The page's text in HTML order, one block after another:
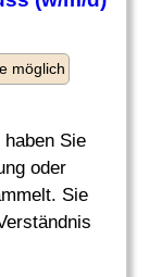
möglich
Sie
oder
Sie